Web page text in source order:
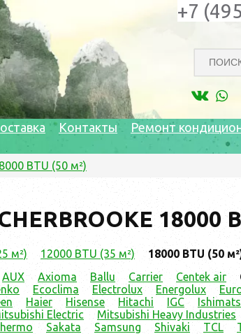
+7
Контакты Ремонт
BTU (50 м²)
18000
м²) 12000 BTU (35 м²) 18000 BTU (50
AUX Axioma Ballu Carrier Centek air
Ecoclima Electrolux Energolux
Haier Hisense Hitachi IGC
Electric Mitsubishi Heavy Industries
Sakata Samsung Shivaki TCL